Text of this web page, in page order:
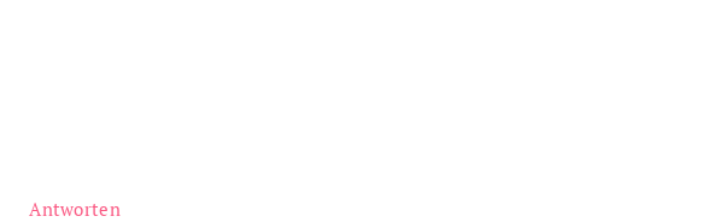
Antworten